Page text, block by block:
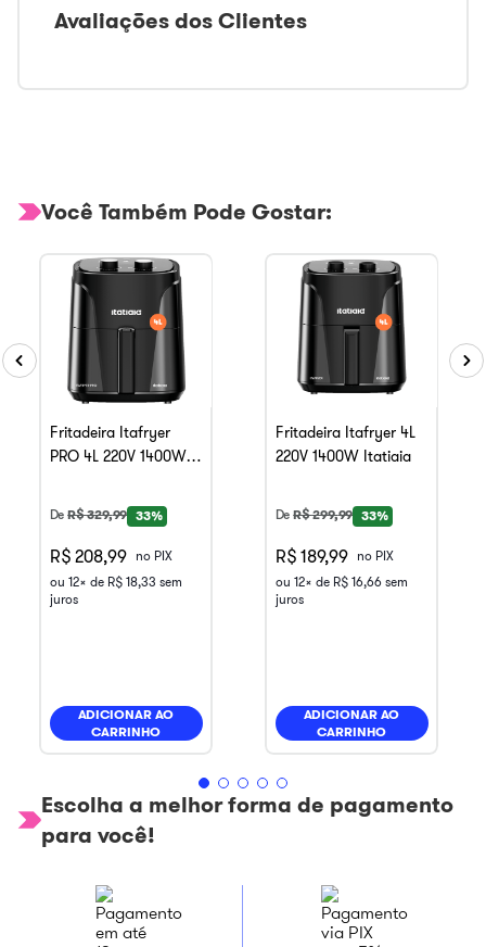
Avaliações dos Clientes
Você Também Pode Gostar:
Fritadeira Itafryer
PRO 4L 220V 1400W
DeR$329,99 33%
R$ 208,99
no PIX
ou 12x de R$ 18,33 sem
juros
ADICIONAR AO
CARRINHO
Fritadeira Itafryer 4L
220V 1400W Itatiaia
DeR$299,99 33%
R$ 189,99
no PIX
ou 12x de R$ 16,66 sem
juros
ADICIONAR AO
CARRINHO
Escolha a melhor forma de pagamento
para você!